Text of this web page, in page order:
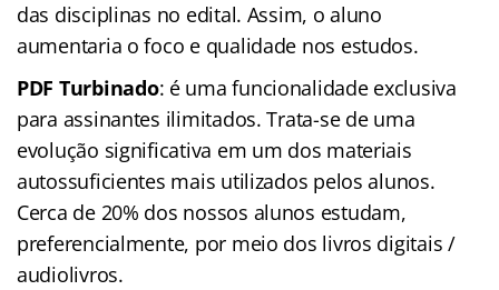
das disciplinas no edital. Assim, o aluno
aumentaria o foco e qualidade nos estudos.
PDF Turbinado: é uma funcionalidade exclusiva
para assinantes ilimitados. Trata-se de uma
evolução significativa em um dos materiais
autossuficientes mais utilizados pelos alunos.
Cerca de 20% dos nossos alunos estudam,
preferencialmente, por meio dos livros digitais /
audiolivros.